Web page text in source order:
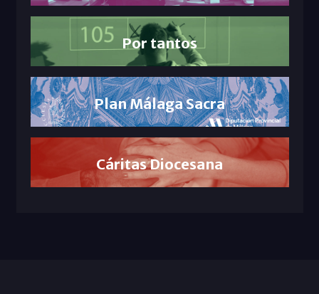
Por tantos
Plan Málaga Sacra
Cáritas Diocesana